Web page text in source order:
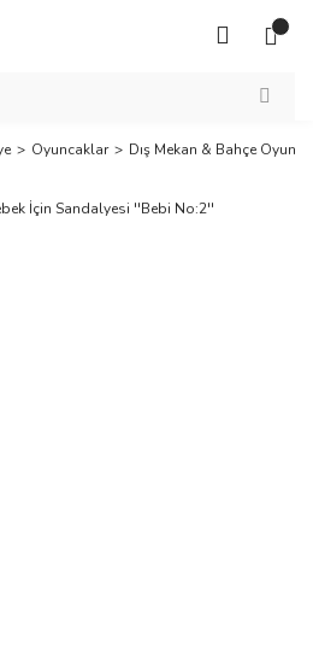
Oyuncaklar Dış Mekan & Bahçe